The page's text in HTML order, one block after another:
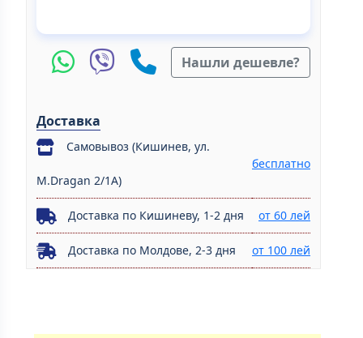
Нашли дешевле?
Доставка
Самовывоз (Кишинев, ул.
M.Dragan 2/1A)
бесплатно
Доставка по Кишиневу, 1-2 дня от 60 лей
Доставка по Молдове, 2-3 дня от 100 лей